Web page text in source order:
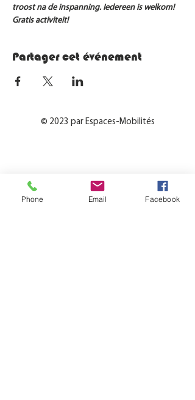
troost na de inspanning. Iedereen is welkom!
Gratis activiteit!
Partager cet événement
© 2023 par Espaces-Mobilités
Phone Email Facebook